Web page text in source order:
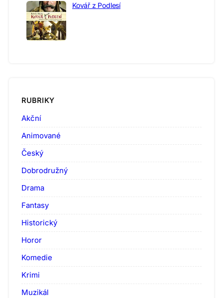
Kovář z Podlesí
RUBRIKY
Akční
Animované
Český
Dobrodružný
Drama
Fantasy
Historický
Horor
Komedie
Krimi
Muzikál